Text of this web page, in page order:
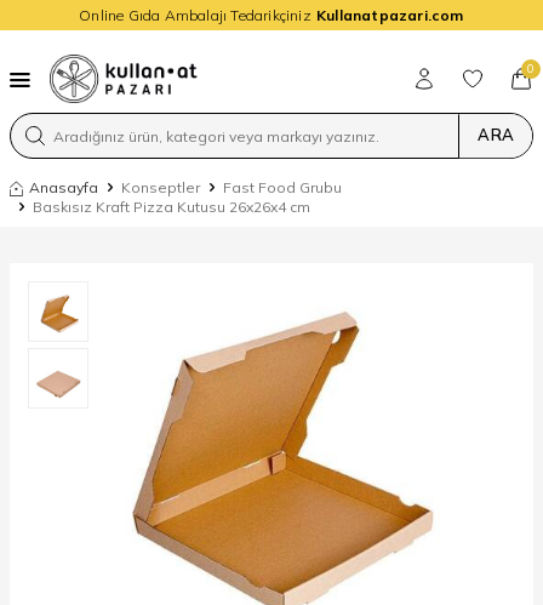
Online Gıda Ambalajı Tedarikçiniz Kullanatpazari.com
ARA
0
Anasayfa Konseptler
Fast Food Grubu
Baskısız Kraft Pizza Kutusu 26x26x4 cm